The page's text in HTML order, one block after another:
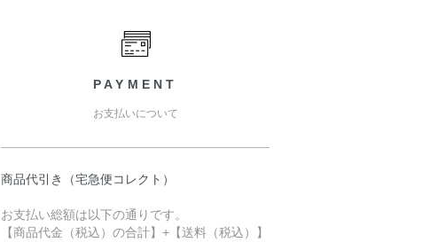
PAYMENT
お支払いについて
商品代引き（宅急便コレクト）
お支払い総額は以下の通りです。
【商品代金（税込）の合計】+【送料（税込）】